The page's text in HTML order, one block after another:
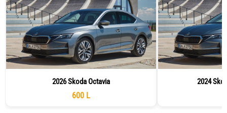
2026 Skoda Octavia
600 L
2024